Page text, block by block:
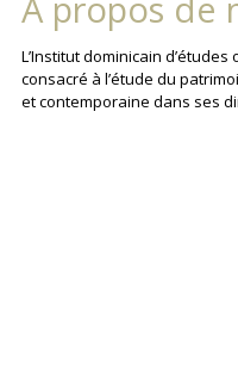
L’Institut dominicain
consacré à l’étude du
et contemporaine dans ses